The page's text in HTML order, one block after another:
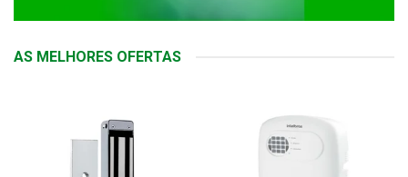
AS MELHORES OFERTAS